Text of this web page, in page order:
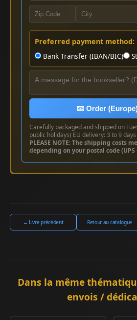
Preferred payment method:
Bank Transfer (IBAN/BIC)
📧 Order
Carefully packaged and shipped on
public holidays) EU delivery: 3 to 9
PLEASE NOTE: The shipping costs
depending on your postal code (UPS
← Livre précédent Retour au catalogue
Dans la même
envois /